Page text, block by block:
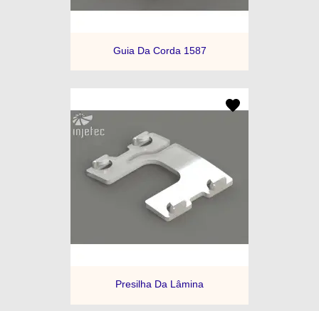
Guia Da Corda 1587
Presilha Da Lâmina